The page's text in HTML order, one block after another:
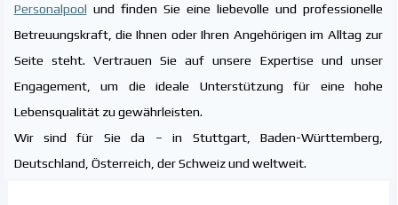
Personalpool und finden Sie eine liebevolle und professionelle
Betreuungskraft, die Ihnen oder Ihren Angehörigen im Alltag zur
Seite steht. Vertrauen Sie auf unsere Expertise und unser
Engagement, um die ideale Unterstützung für eine hohe
Lebensqualität zu gewährleisten.
Wir sind für Sie da – in Stuttgart, Baden-Württemberg,
Deutschland, Österreich, der Schweiz und weltweit.